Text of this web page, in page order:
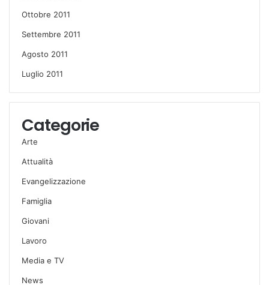
Ottobre 2011
Settembre 2011
Agosto 2011
Luglio 2011
Categorie
Arte
Attualità
Evangelizzazione
Famiglia
Giovani
Lavoro
Media e TV
News